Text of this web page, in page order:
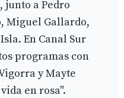
, junto a Pedro
Miguel Gallardo,
En Canal Sur
programas con
y Mayte
en rosa".